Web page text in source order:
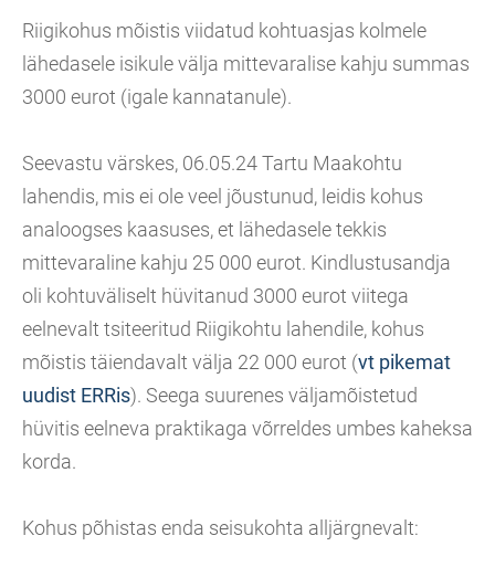
Riigikohus mõistis viidatud kohtuasjas kolmele
lähedasele isikule välja mittevaralise kahju summas
3000 eurot (igale kannatanule).
Seevastu värskes, 06.05.24 Tartu Maakohtu
lahendis, mis ei ole veel jõustunud, leidis kohus
analoogses kaasuses, et lähedasele tekkis
mittevaraline kahju 25 000 eurot. Kindlustusandja
oli kohtuväliselt hüvitanud 3000 eurot viitega
eelnevalt tsiteeritud Riigikohtu lahendile, kohus
mõistis täiendavalt välja 22 000 eurot (vt pikemat
uudist ERRis). Seega suurenes väljamõistetud
hüvitis eelneva praktikaga võrreldes umbes kaheksa
korda.
Kohus põhistas enda seisukohta alljärgnevalt: